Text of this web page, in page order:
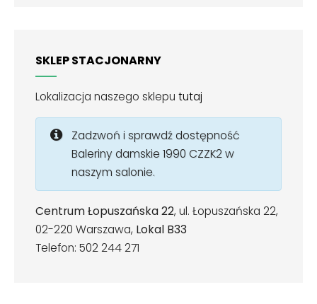
SKLEP STACJONARNY
Lokalizacja naszego sklepu tutaj
Zadzwoń i sprawdź dostępność
Baleriny damskie 1990 CZZK2 w
naszym salonie.
Centrum Łopuszańska 22, ul. Łopuszańska 22,
02-220 Warszawa, Lokal B33
Telefon: 502 244 271